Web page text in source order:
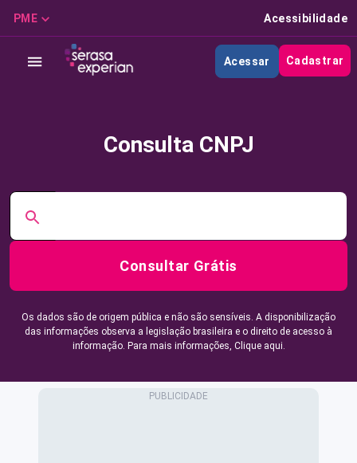
PME Acessibilidade
Acessar Cadastrar
Consulta CNPJ
Consultar Grátis
Os dados são de origem pública e não são sensíveis. A disponibilização
das informações observa a legislação brasileira e o direito de acesso à
informação. Para mais informações, Clique aqui.